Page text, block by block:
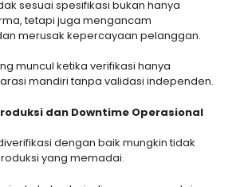
sesuai spesifikasi bukan hanya
tetapi juga mengancam
merusak kepercayaan pelanggan.
muncul ketika verifikasi hanya
mandiri tanpa validasi independen.
dan Downtime Operasional
dengan baik mungkin tidak
yang memadai.